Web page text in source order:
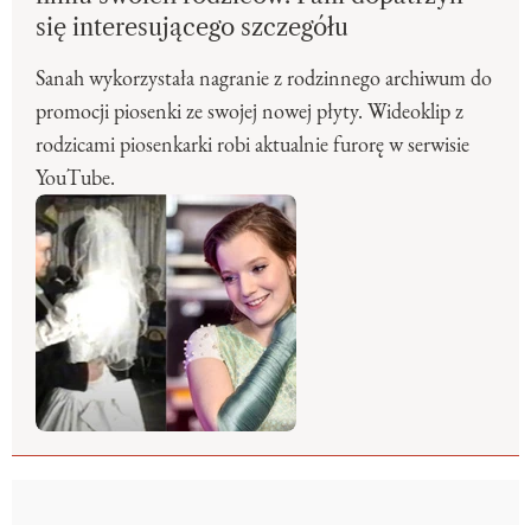
się interesującego szczegółu
Sanah wykorzystała nagranie z rodzinnego archiwum do
promocji piosenki ze swojej nowej płyty. Wideoklip z
rodzicami piosenkarki robi aktualnie furorę w serwisie
YouTube.